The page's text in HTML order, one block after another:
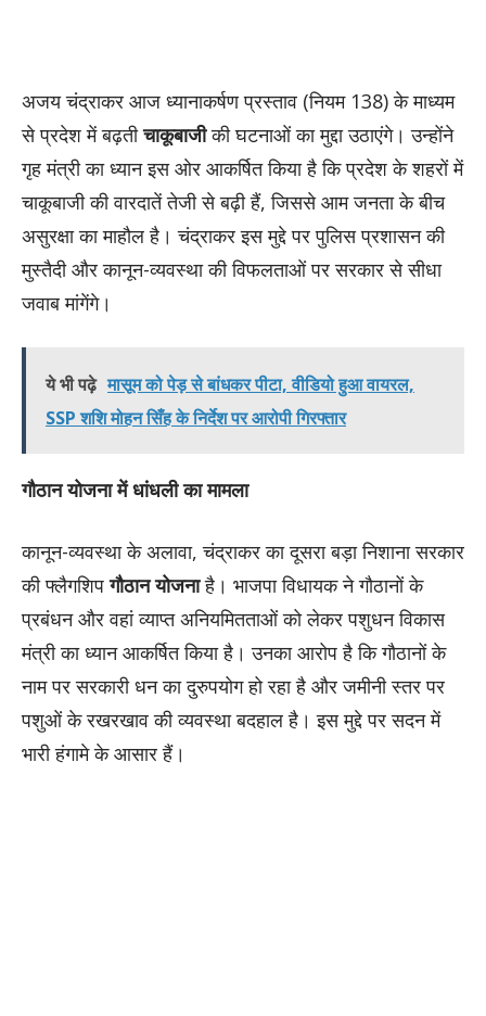
अजय चंद्राकर आज ध्यानाकर्षण प्रस्ताव (नियम 138) के माध्यम
से प्रदेश में बढ़तीचाकूबाजीकी घटनाओं का मुद्दा उठाएंगे। उन्होंने
गृह मंत्री का ध्यान इस ओर आकर्षित किया है कि प्रदेश के शहरों में
चाकूबाजी की वारदातें तेजी से बढ़ी हैं, जिससे आम जनता के बीच
असुरक्षा का माहौल है। चंद्राकर इस मुद्दे पर पुलिस प्रशासन की
मुस्तैदी और कानून-व्यवस्था की विफलताओं पर सरकार से सीधा
जवाब मांगेंगे।
ये भी पढ़े मासूम को पेड़ से बांधकर पीटा, वीडियो हुआ वायरल,
SSP शशि मोहन सिँह के निर्देश पर आरोपी गिरफ्तार
गौठान योजना में धांधली का मामला
कानून-व्यवस्था के अलावा, चंद्राकर का दूसरा बड़ा निशाना सरकार
की फ्लैगशिपगौठान योजनाहै। भाजपा विधायक ने गौठानों के
प्रबंधन और वहां व्याप्त अनियमितताओं को लेकर पशुधन विकास
मंत्री का ध्यान आकर्षित किया है। उनका आरोप है कि गौठानों के
नाम पर सरकारी धन का दुरुपयोग हो रहा है और जमीनी स्तर पर
पशुओं के रखरखाव की व्यवस्था बदहाल है। इस मुद्दे पर सदन में
भारी हंगामे के आसार हैं।